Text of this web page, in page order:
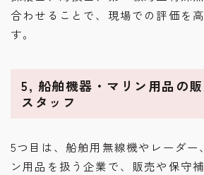
合わせることで、現場での評価を
す。
5, 船舶機器・マリン用品の
スタッフ
5つ目は、船舶用無線機やレーダー
ン用品を扱う企業で、販売や保守